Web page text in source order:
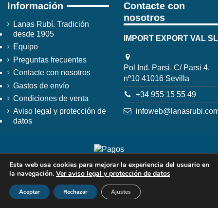
Información
Lanas Rubí. Tradición
desde 1905
Equipo
Preguntas frecuentes
Contacte con nosotros
Gastos de envío
Condiciones de venta
Aviso legal y protección de
datos
Contacte con
nosotros
IMPORT EXPORT VAL SL
Pol Ind. Parsi, C/ Parsi 4,
nº10 41016 Sevilla
+34 955 15 55 49
Esta web usa cookies para mejorar la experiencia del usuario en
la navegación. Ver aviso legal y protección de datos
Aceptar Rechazar Ajustes